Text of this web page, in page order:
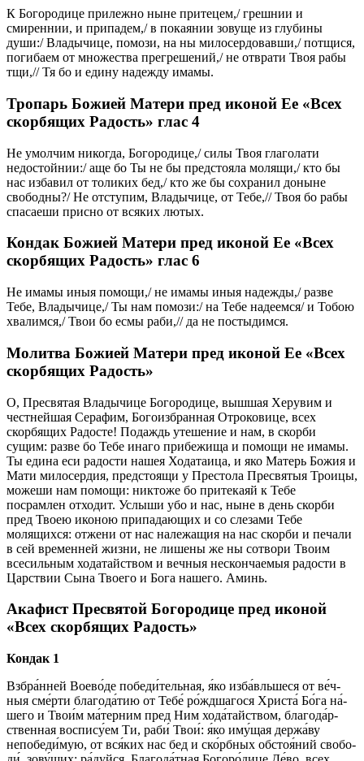
К Богородице прилежно ныне притецем,/ грешнии и
смиреннии, и припадем,/ в покаянии зовуще из глубины
души:/ Владычице, помози, на ны милосердовавши,/ потщися,
погибаем от множества прегрешений,/ не отврати Твоя рабы
тщи,// Тя бо и едину надежду имамы.
Тропарь Божией Матери пред иконой Ее «Всех
скорбящих Радость» глас 4
Не умолчим никогда, Богородице,/ силы Твоя глаголати
недостойнии:/ аще бо Ты не бы предстояла молящи,/ кто бы
нас избавил от толиких бед,/ кто же бы сохранил доныне
свободны?/ Не отступим, Владычице, от Тебе,// Твоя бо рабы
спасаеши присно от всяких лютых.
Кондак Божией Матери пред иконой Ее «Всех
скорбящих Радость» глас 6
Не имамы иныя помощи,/ не имамы иныя надежды,/ разве
Тебе, Владычице,/ Ты нам помози:/ на Тебе надеемся/ и Тобою
хвалимся,/ Твои бо есмы раби,// да не постыдимся.
Молитва Божией Матери пред иконой Ее «Всех
скорбящих Радость»
О, Пресвятая Владычице Богородице, вышшая Херувим и
честнейшая Серафим, Богоизбранная Отроковице, всех
скорбящих Радосте! Подаждь утешение и нам, в скорби
сущим: разве бо Тебе инаго прибежища и помощи не имамы.
Ты едина еси радости нашея Ходатаица, и яко Матерь Божия и
Мати милосердия, предстоящи у Престола Пресвятыя Троицы,
можеши нам помощи: никтоже бо притекаяй к Тебе
посрамлен отходит. Услыши убо и нас, ныне в день скорби
пред Твоею иконою припадающих и со слезами Тебе
молящихся: отжени от нас належащия на нас скорби и печали
в сей временней жизни, не лишены же ны сотвори Твоим
всесильным ходатайством и вечныя нескончаемыя радости в
Царствии Сына Твоего и Бога нашего. Аминь.
Акафист Пресвятой Богородице пред иконой
«Всех скорбящих Радость»
Кондак 1
Взбра́нней Воево́де победи́тельная, я́ко из­ба́вль­ше­ся от ве́ч­
ныя сме́р­ти бла­го­да́­тию от Те­бе́ ро́жд­ша­го­ся Хри­ста́ Бо́­га на́­
ше­го и Тво­и́м ма́терним пред Ним хо­да́­тай­ством, бла­го­да́р­
ствен­ная воспису́ем Ти, раби́ Твои́: я́ко иму́щая держа́ву
непобеди́мую, от вся́­ких нас бед и ско́рб­ных об­стоя́­ний сво­бо­